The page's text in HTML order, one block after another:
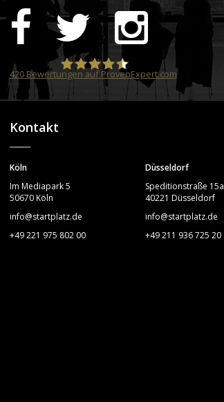
STARTPLATZ
420Bewertungen auf ProvenExpert.com
Kontakt
Köln
Im Mediapark 5
50670 Köln
info@startplatz.de
+49 221 975 802 00
Düsseldorf
Speditionstraße 15a
40221 Düsseldorf
info@startplatz.de
+49 211 936 725 20